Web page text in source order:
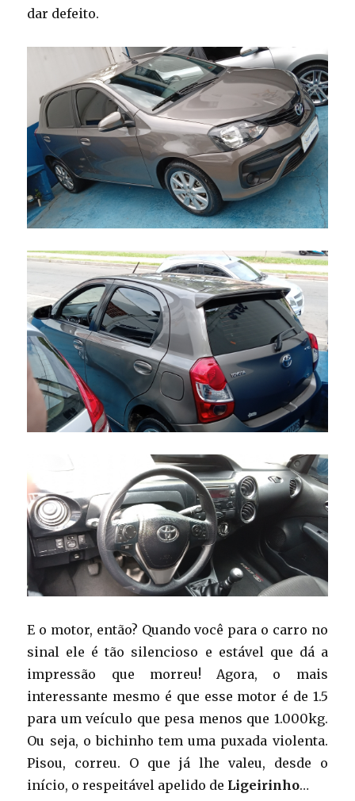
dar defeito.
E o motor, então? Quando você para o carro no
sinal ele é tão silencioso e estável que dá a
impressão que morreu! Agora, o mais
interessante mesmo é que esse motor é de 1.5
para um veículo que pesa menos que 1.000kg.
Ou seja, o bichinho tem uma puxada violenta.
Pisou, correu. O que já lhe valeu, desde o
início, o respeitável apelido de Ligeirinho…